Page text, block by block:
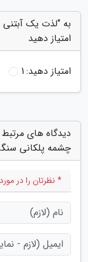
به "لذت یک
امتیاز دهید
امتیاز دهید:1
دیدگاه های
چشمه پلکانی
* نظرتان را در